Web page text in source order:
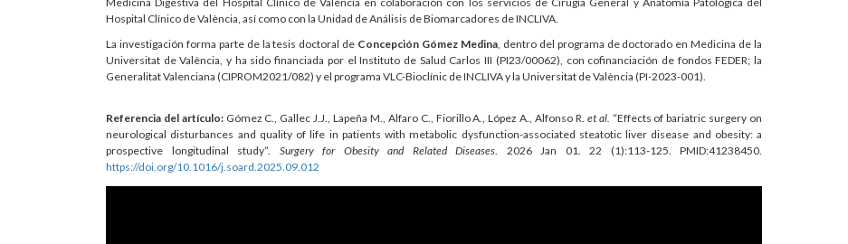
Hospital Clínico de València, así como con la Unidad de Análisis de Biomarcadores de INCLIVA.
La investigación forma parte de la tesis doctoral de Concepción Gómez Medina, dentro del programa de doctorado en Medicina de la
Universitat de València, y ha sido financiada por el Instituto de Salud Carlos III (PI23/00062), con cofinanciación de fondos FEDER; la
Generalitat Valenciana (CIPROM2021/082) y el programa VLC-Bioclínic de INCLIVA y la Universitat de València (PI-2023-001).
Referencia del artículo:Gómez C., Gallec J.J., Lapeña M., Alfaro C., Fiorillo A., López A., Alfonso R. et al. “Effects of bariatric surgery on
neurological disturbances and quality of life in patients with metabolic dysfunction-associated steatotic liver disease and obesity: a
prospective longitudinal study”. Surgery for Obesity and Related Diseases. 2026 Jan 01. 22 (1):113-125. PMID:41238450.
https://doi.org/10.1016/j.soard.2025.09.012